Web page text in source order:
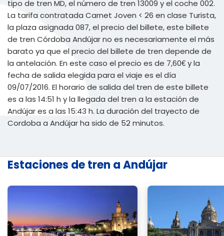
tipo de tren MD, el número de tren 13009 y el coche 002.
La tarifa contratada Carnet Joven < 26 en clase Turista,
la plaza asignada 087, el precio del billete, este billete
de tren Córdoba Andújar no es necesariamente el más
barato ya que el precio del billete de tren depende de
la antelación. En este caso el precio es de 7,60€ y la
fecha de salida elegida para el viaje es el día
09/07/2016. El horario de salida del tren de este billete
es a las 14:51 h y la llegada del tren a la estación de
Andújar es a las 15:43 h. La duración del trayecto de
Cordoba a Andújar ha sido de 52 minutos.
Estaciones de tren a Andújar